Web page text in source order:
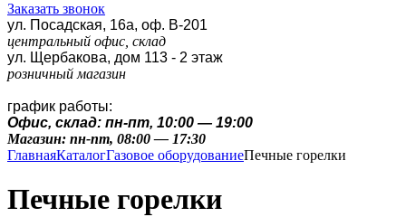
Заказать звонок
ул. Посадская, 16а, оф. В-201
центральный офис, склад
ул. Щербакова, дом 113 - 2 этаж
розничный магазин
график работы:
Офис, склад: пн-пт, 10:00 — 19:00
Магазин: пн-пт, 08:00 — 17:30
ГлавнаяКаталогГазовое оборудованиеПечные горелки
Печные горелки